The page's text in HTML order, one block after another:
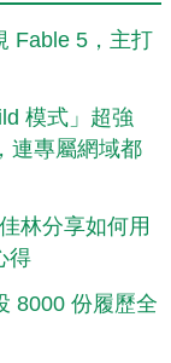
Fable 5，主打
模式」超強
連專屬網域都
林分享如何用
得
8000 份履歷全